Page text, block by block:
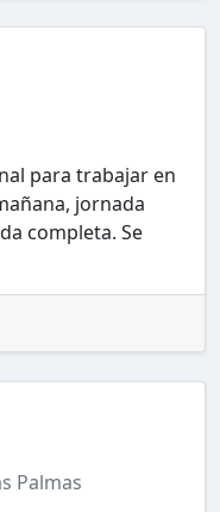
para trabajar en
jornada
completa. Se
Palmas